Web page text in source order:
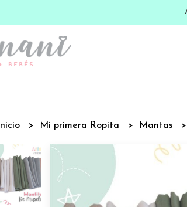
Inicio Mi primera Ropita Mantas